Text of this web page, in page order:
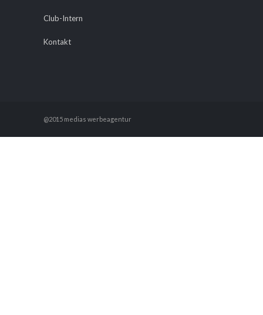
Club-Intern
Kontakt
@2015 medias werbeagentur